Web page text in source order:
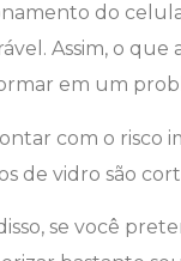
do
Assim, o
em um
com o risco
de vidro são
se você